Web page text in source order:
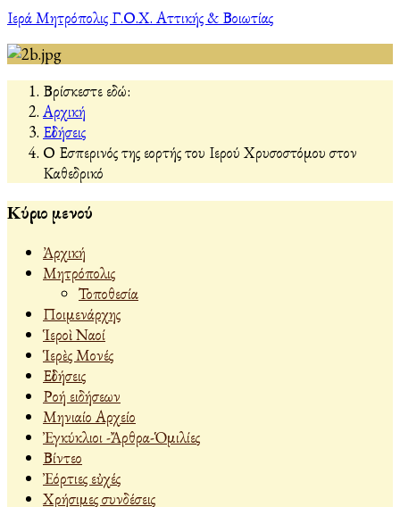
Ιερά Μητρόπολις Γ.Ο.Χ. Αττικής & Βοιωτίας
Βρίσκεστε εδώ:
Αρχική
Εἰδήσεις
Ο Εσπερινός της εορτής του Ιερού Χρυσοστόμου στον
Καθεδρικό
Κύριο μενού
Ἀρχική
Μητρόπολις
Τοποθεσία
Ποιμενάρχης
Ἱεροὶ Ναοί
Ἱερὲς Μονές
Εἰδήσεις
Ροή ειδήσεων
Μηνιαίο Αρχείο
Ἐγκύκλιοι -Ἄρθρα-Ὁμιλίες
Βίντεο
Ἐόρτιες εὐχές
Χρήσιμες συνδέσεις